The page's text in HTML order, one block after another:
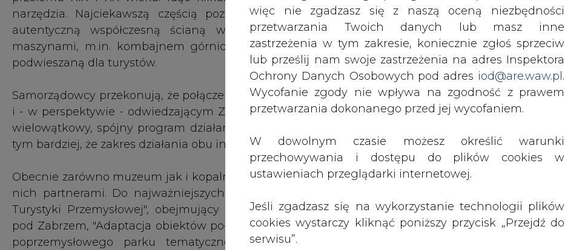
więc nie zgadzasz się z naszą oceną niezbędności
przetwarzania Twoich danych lub masz inne
zastrzeżenia w tym zakresie, koniecznie zgłoś sprzeciw
lub prześlij nam swoje zastrzeżenia na adres Inspektora
Ochrony Danych Osobowych pod adres iod@are.waw.pl .
Wycofanie zgody nie wpływa na zgodność z prawem
przetwarzania dokonanego przed jej wycofaniem.
W dowolnym czasie możesz określić warunki
przechowywania i dostępu do plików cookies w
ustawieniach przeglądarki internetowej.
Jeśli zgadzasz się na wykorzystanie technologii plików
cookies wystarczy kliknąć poniższy przycisk „Przejdź do
serwisu”.
narzędzia. Najciekawszą częścią poziomu 320 jest ponaddwukilometrowa trasa turystyczna z
autentyczną współczesną ścianą wydobywczą i potrzebnymi do urobku i dostawy węgla
maszynami, m.in. kombajnem górniczym i przenośnikami. Niedawno uruchomiono tam kolejkę
podwieszaną dla turystów.
Samorządowcy przekonują, że połączenie obu placówek przyniesie korzyści zarówno im samym, jak
i - w perspektywie - odwiedzającym Zabrze turystom. W nowej formule instytucja ma wypracować
wielowątkowy, spójny program działania oraz wspólny program inwestowania i rozwoju. To ważne
tym bardziej, że zakres działania obu instytucji pokrywa się i uzupełnia.
Obecnie zarówno muzeum jak i kopalnia "Guido" prowadzą inwestycje z unijnych środków, będąc w
nich partnerami. Do najważniejszych należą projekty: "Europejski Ośrodek Kultury Technicznej i
Turystyki Przemysłowej", obejmujący m.in. udostępnienie zwiedzającym tzw. Sztolni Dziedzicznej
pod Zabrzem, "Adaptacja obiektów położonych przy ul. Sienkiewicza w Zabrzu na potrzeby rozwoju
poprzemysłowego parku tematycznego" oraz projekt obejmujący uatrakcyjnienie skansenu